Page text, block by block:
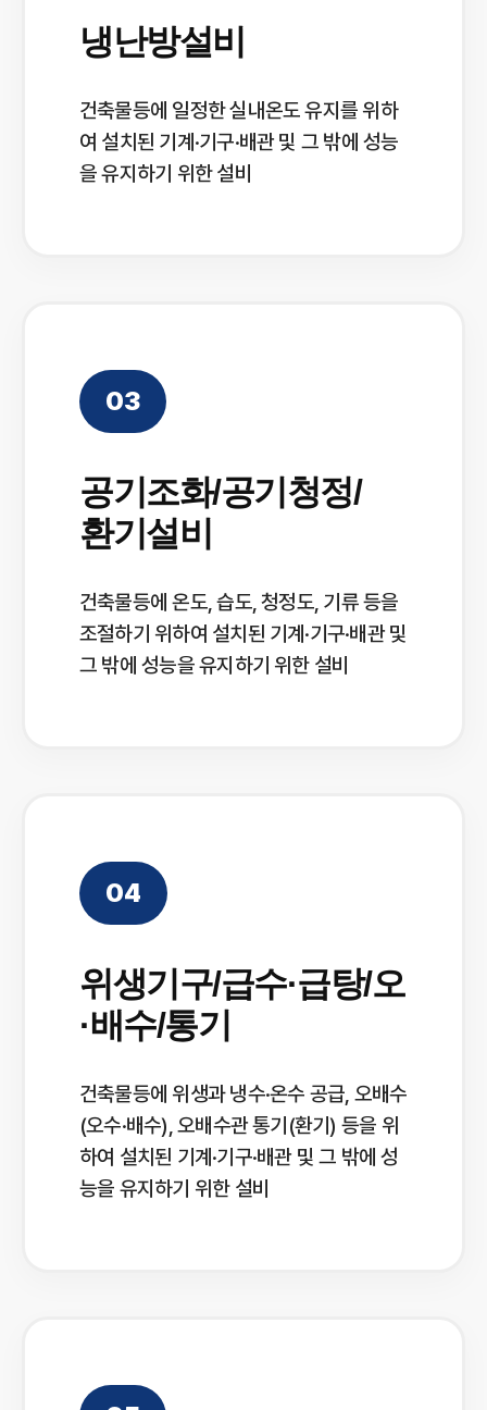
냉난방설비
건축물등에 일정한 실내온도 유지를 위하
여 설치된 기계·기구·배관 및 그 밖에 성능
을 유지하기 위한 설비
03
공기조화/공기청정/
환기설비
건축물등에 온도, 습도, 청정도, 기류 등을
조절하기 위하여 설치된 기계·기구·배관 및
그 밖에 성능을 유지하기 위한 설비
04
위생기구/급수·급탕/오
·배수/통기
건축물등에 위생과 냉수·온수 공급, 오배수
(오수·배수), 오배수관 통기(환기) 등을 위
하여 설치된 기계·기구·배관 및 그 밖에 성
능을 유지하기 위한 설비